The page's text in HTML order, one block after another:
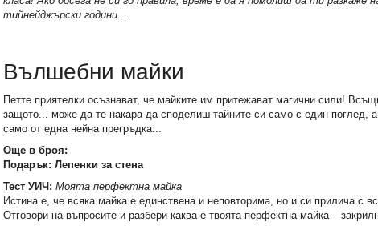
тийнейджърски години...
Вълшебни майки
Петте приятелки осъзнават, че майките им притежават магични сили!
защото... може да те накара да споделиш тайните си само с един поглед,
само от една нейна прегръдка...
Още в броя:
Подарък: Лепенки за стена
Тест УИЧ: Моята перфектна майка
Истина е, че всяка майка е единствена и неповторима, но и си прилича с
Отговори на въпросите и разбери каква е твоята перфектна майка –